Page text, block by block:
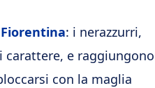
: i nerazzurri,
e
con la maglia